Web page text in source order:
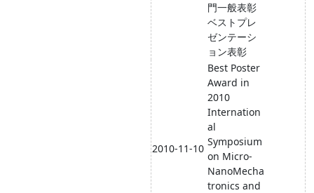
門一般表彰
ベストプレ
ゼンテーシ
ョン表彰
2010-11-10
Best Poster
Award in
2010
Internation
al
Symposium
on Micro-
NanoMecha
tronics and